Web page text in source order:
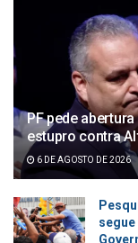
PF pede
estupro contra
6 DE AGOSTO DE 2026
segue